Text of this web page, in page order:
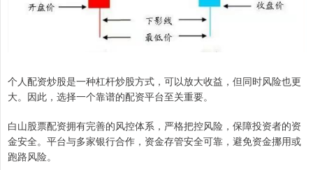
个人配资炒股是一种杠杆炒股方式，可以放大收益，但同时风险也更
大。因此，选择一个靠谱的配资平台至关重要。
白山股票配资拥有完善的风控体系，严格把控风险，保障投资者的资
金安全。平台与多家银行合作，资金存管安全可靠，避免资金挪用或
跑路风险。